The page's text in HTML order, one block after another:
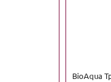
BioAqua